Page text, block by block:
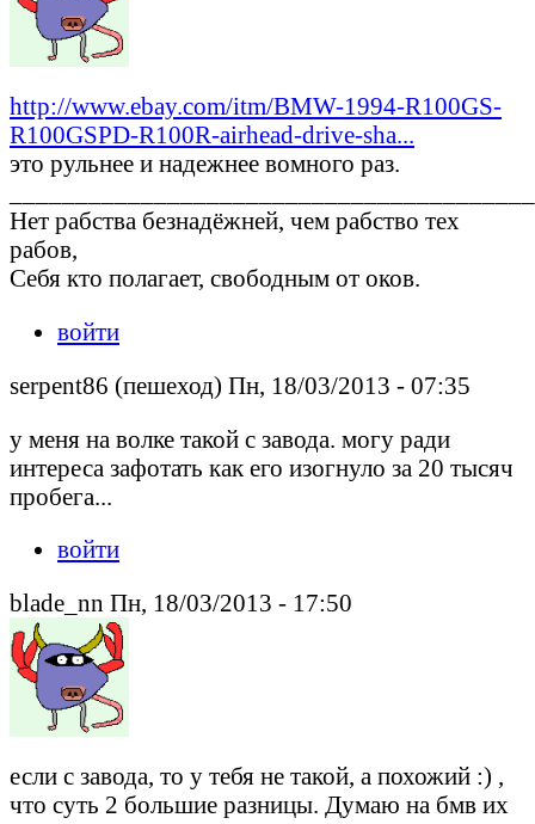
http://www.ebay.com/itm/BMW-1994-R100GS-
R100GSPD-R100R-airhead-drive-sha...
это рульнее и надежнее вомного раз.
Нет рабства безнадёжней, чем рабство тех
рабов,
Себя кто полагает, свободным от оков.
войти
serpent86 (пешеход) Пн, 18/03/2013 - 07:35
у меня на волке такой с завода. могу ради
интереса зафотать как его изогнуло за 20 тысяч
пробега...
войти
blade_nn Пн, 18/03/2013 - 17:50
если с завода, то у тебя не такой, а похожий :) ,
что суть 2 большие разницы. Думаю на бмв их